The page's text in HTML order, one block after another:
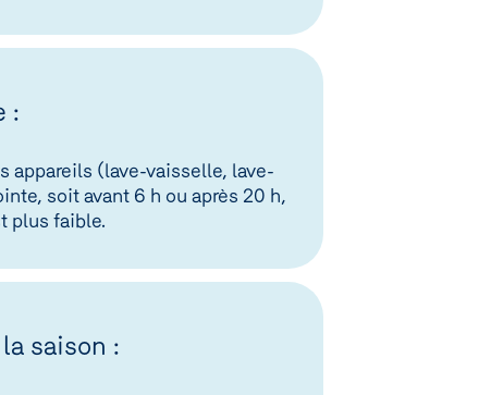
:
appareils (lave-vaisselle, lave-
soit avant 6 h ou après 20 h,
plus faible.
saison :